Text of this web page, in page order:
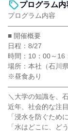
プログラム内
プログラム内容
■ 開催概要
日程：8/27
時間：10：00～16
場所：本社（石川県
※昼食あり
＼大学の知識を、
近年、社会的な注
「浸水を防ぐため
「水はどこに、ど